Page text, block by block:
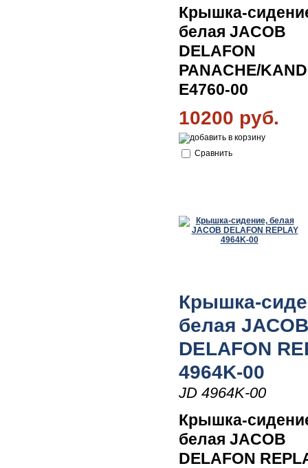
Крышка-
белая JACOB
DELAFON
PANACHE/
E4760-00
10200 руб.
Сравнить
Крышка-
белая JACOB
DELAFON
4964K-00
JD 4964K-00
Крышка-
белая JACOB
DELAFON